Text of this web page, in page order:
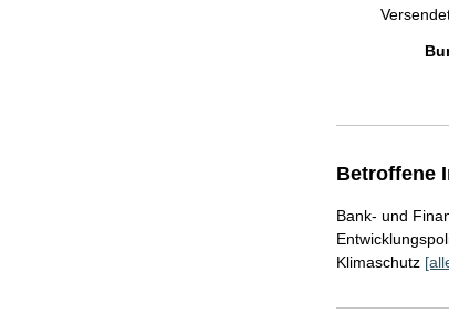
Betroffene
Bank- und
Klimaschutz